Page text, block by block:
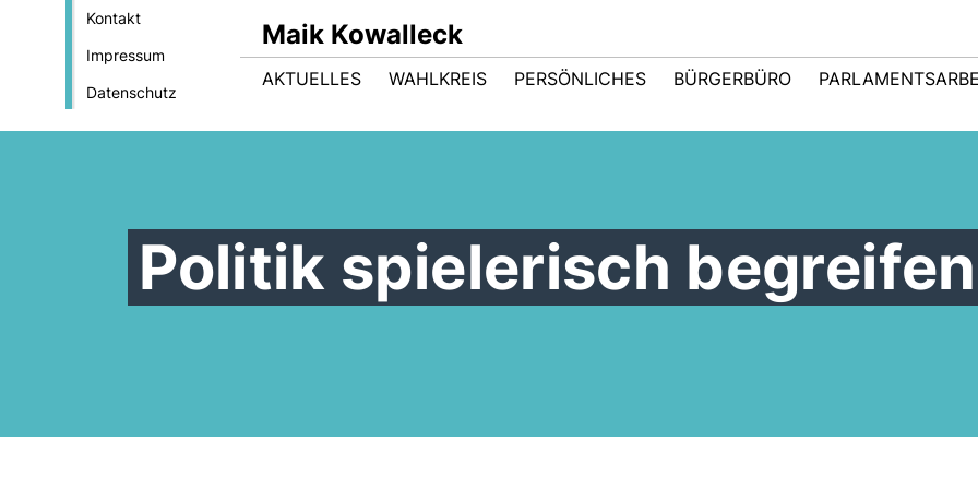
Kontakt
Impressum
Datenschutz
Maik Kowalleck
AKTUELLES WAHLKREIS PERSÖNLICHES BÜRGERBÜRO
Politik spielerisch begreifen